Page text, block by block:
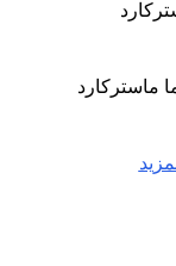
ماستركارد